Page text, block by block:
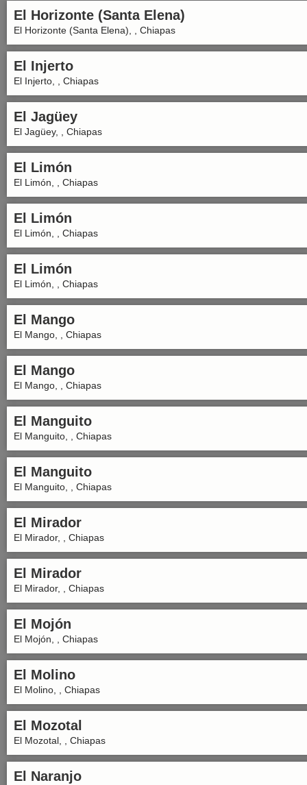
El Horizonte (Santa Elena)
El Horizonte (Santa Elena), , Chiapas
El Injerto
El Injerto, , Chiapas
El Jagüey
El Jagüey, , Chiapas
El Limón
El Limón, , Chiapas
El Limón
El Limón, , Chiapas
El Limón
El Limón, , Chiapas
El Mango
El Mango, , Chiapas
El Mango
El Mango, , Chiapas
El Manguito
El Manguito, , Chiapas
El Manguito
El Manguito, , Chiapas
El Mirador
El Mirador, , Chiapas
El Mirador
El Mirador, , Chiapas
El Mojón
El Mojón, , Chiapas
El Molino
El Molino, , Chiapas
El Mozotal
El Mozotal, , Chiapas
El Naranjo